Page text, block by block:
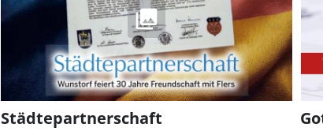
Städtepartnerschaft